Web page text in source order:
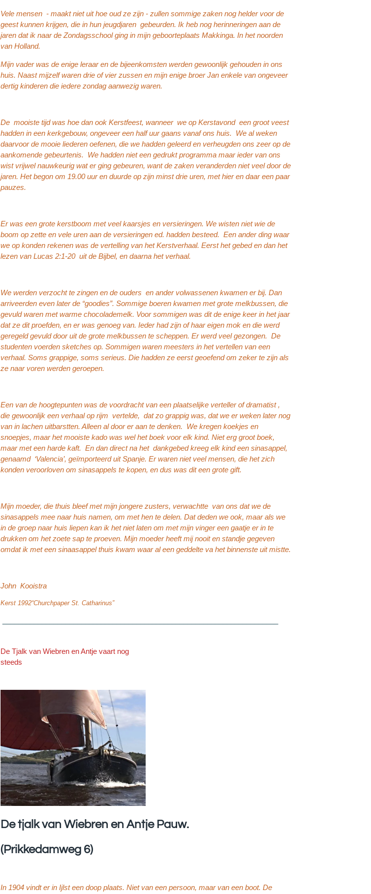
Vele mensen - maakt niet uit hoe oud ze zijn - zullen sommige zaken nog helder voor de
geest kunnen krijgen, die in hun jeugdjaren gebeurden. Ik heb nog herinneringen aan de
jaren dat ik naar de Zondagsschool ging in mijn geboorteplaats Makkinga. In het noorden
van Holland.
Mijn vader was de enige leraar en de bijeenkomsten werden gewoonlijk gehouden in ons
huis. Naast mijzelf waren drie of vier zussen en mijn enige broer Jan enkele van ongeveer
dertig kinderen die iedere zondag aanwezig waren.
De mooiste tijd was hoe dan ook Kerstfeest, wanneer we op Kerstavond een groot veest
hadden in een kerkgebouw, ongeveer een half uur gaans vanaf ons huis. We al weken
daarvoor de mooie liederen oefenen, die we hadden geleerd en verheugden ons zeer op de
aankomende gebeurtenis. We hadden niet een gedrukt programma maar ieder van ons
wist vrijwel nauwkeurig wat er ging gebeuren, want de zaken veranderden niet veel door de
jaren. Het begon om 19.00 uur en duurde op zijn minst drie uren, met hier en daar een paar
pauzes.
Er was een grote kerstboom met veel kaarsjes en versieringen. We wisten niet wie de
boom op zette en vele uren aan de versieringen ed. hadden besteed. Een ander ding waar
we op konden rekenen was de vertelling van het Kerstverhaal. Eerst het gebed en dan het
lezen van Lucas 2:1-20 uit de Bijbel, en daarna het verhaal.
We werden verzocht te zingen en de ouders en ander volwassenen kwamen er bij. Dan
arriveerden even later de “goodies”. Sommige boeren kwamen met grote melkbussen, die
gevuld waren met warme chocolademelk. Voor sommigen was dit de enige keer in het jaar
dat ze dit proefden, en er was genoeg van. Ieder had zijn of haar eigen mok en die werd
geregeld gevuld door uit de grote melkbussen te scheppen. Er werd veel gezongen. De
studenten voerden sketches op. Sommigen waren meesters in het vertellen van een
verhaal. Soms grappige, soms serieus. Die hadden ze eerst geoefend om zeker te zijn als
ze naar voren werden geroepen.
Een van de hoogtepunten was de voordracht van een plaatselijke verteller of dramatist ,
die gewoonlijk een verhaal op rijm vertelde, dat zo grappig was, dat we er weken later nog
van in lachen uitbarstten. Alleen al door er aan te denken. We kregen koekjes en
snoepjes, maar het mooiste kado was wel het boek voor elk kind. Niet erg groot boek,
maar met een harde kaft. En dan direct na het dankgebed kreeg elk kind een sinasappel,
genaamd ‘Valencia’, geïmporteerd uit Spanje. Er waren niet veel mensen, die het zich
konden veroorloven om sinasappels te kopen, en dus was dit een grote gift.
Mijn moeder, die thuis bleef met mijn jongere zusters, verwachtte van ons dat we de
sinasappels mee naar huis namen, om met hen te delen. Dat deden we ook, maar als we
in de groep naar huis liepen kan ik het niet laten om met mijn vinger een gaatje er in te
drukken om het zoete sap te proeven. Mijn moeder heeft mij nooit en standje gegeven
omdat ik met een sinaasappel thuis kwam waar al een geddelte va het binnenste uit mistte.
John Kooistra
Kerst 1992“Churchpaper St. Catharinus”
De Tjalk van Wiebren en Antje vaart nog
steeds
De tjalk van Wiebren en Antje Pauw.
(Prikkedamweg 6)
In 1904 vindt er in Ijlst een doop plaats. Niet van een persoon, maar van een boot. De